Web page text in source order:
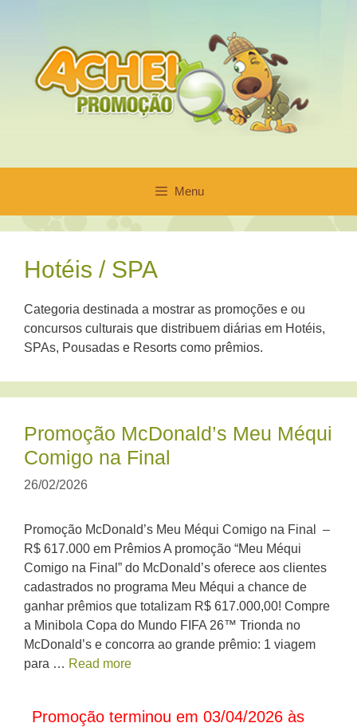
conteúdo
Menu
Hotéis / SPA
Categoria destinada a mostrar as promoções e ou
concursos culturais que distribuem diárias em Hotéis,
SPAs, Pousadas e Resorts como prêmios.
Promoção McDonald’s Meu Méqui
Comigo na Final
26/02/2026
Promoção McDonald’s Meu Méqui Comigo na Final –
R$ 617.000 em Prêmios A promoção “Meu Méqui
Comigo na Final” do McDonald’s oferece aos clientes
cadastrados no programa Meu Méqui a chance de
ganhar prêmios que totalizam R$ 617.000,00! Compre
a Minibola Copa do Mundo FIFA 26™ Trionda no
McDonald’s e concorra ao grande prêmio: 1 viagem
para … Read more
Promoção terminou em 03/04/2026 às